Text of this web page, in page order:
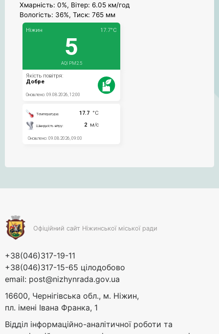
Хмарність: 0%, Вітер: 6.05 км/год
Вологість: 36%, Тиск: 765 мм
Офіційний сайт Ніжинської міської ради
+38(046)317-19-11
+38(046)317-15-65 цілодобово
email: post@nizhynrada.gov.ua
16600, Чернігівська обл., м. Ніжин,
пл. імені Івана Франка, 1
Відділ інформаційно-аналітичної роботи та